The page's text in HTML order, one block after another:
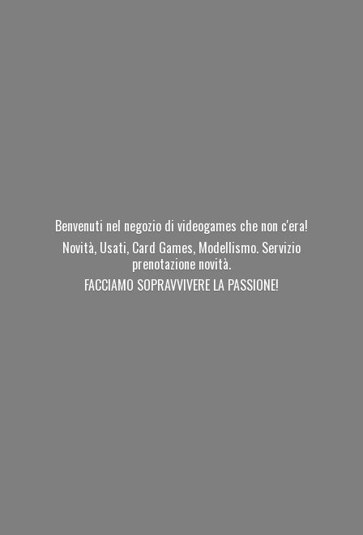
Benvenuti nel negozio di videogames che non c'era!
Novità, Usati, Card Games, Modellismo. Servizio
prenotazione novità.
FACCIAMO SOPRAVVIVERE LA PASSIONE!